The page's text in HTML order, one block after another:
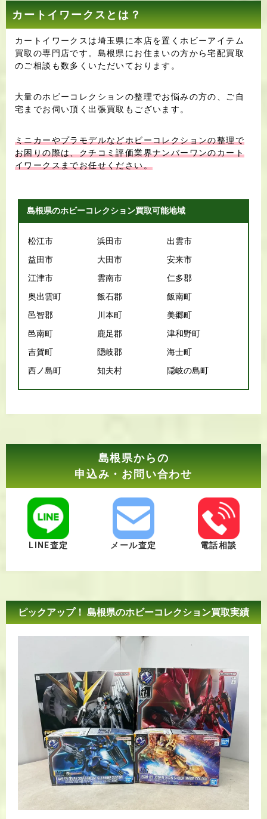
カートイワークスとは？
カートイワークスは埼玉県に本店を置くホビーアイテム
買取の専門店です。島根県にお住まいの方から宅配買取
のご相談も数多くいただいております。
大量のホビーコレクションの整理でお悩みの方の、ご自
宅までお伺い頂く出張買取もございます。
ミニカーやプラモデルなどホビーコレクションの整理で
お困りの際は、クチコミ評価業界ナンバーワンのカート
イワークスまでお任せください。
島根県のホビーコレクション買取可能地域
松江市 浜田市
出雲市
益田市
大田市
安来市
江津市
雲南市
仁多郡
奥出雲町
飯石郡
飯南町
邑智郡
川本町
美郷町
邑南町
鹿足郡
津和野町
吉賀町
隠岐郡
海士町
西ノ島町
知夫村 隠岐の島町
島根県からの
申込み・お問い合わせ
LINE査定 メール査定 電話相談
ピックアップ！ 島根県のホビーコレクション買取実績